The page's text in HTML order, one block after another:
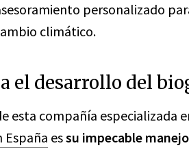
personalizado
climático.
el desarrollo del
esta compañía especializada
España essu impecable